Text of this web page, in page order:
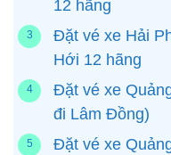
12 hãng
Đặt vé xe Hải
Hới 12 hãng
Đặt vé xe
đi Lâm Đồng)
Đặt vé xe